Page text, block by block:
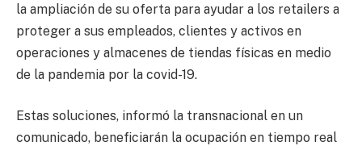
la ampliación de su oferta para ayudar a los retailers a
proteger a sus empleados, clientes y activos en
operaciones y almacenes de tiendas físicas en medio
de la pandemia por la covid-19.
Estas soluciones, informó la transnacional en un
comunicado, beneficiarán la ocupación en tiempo real